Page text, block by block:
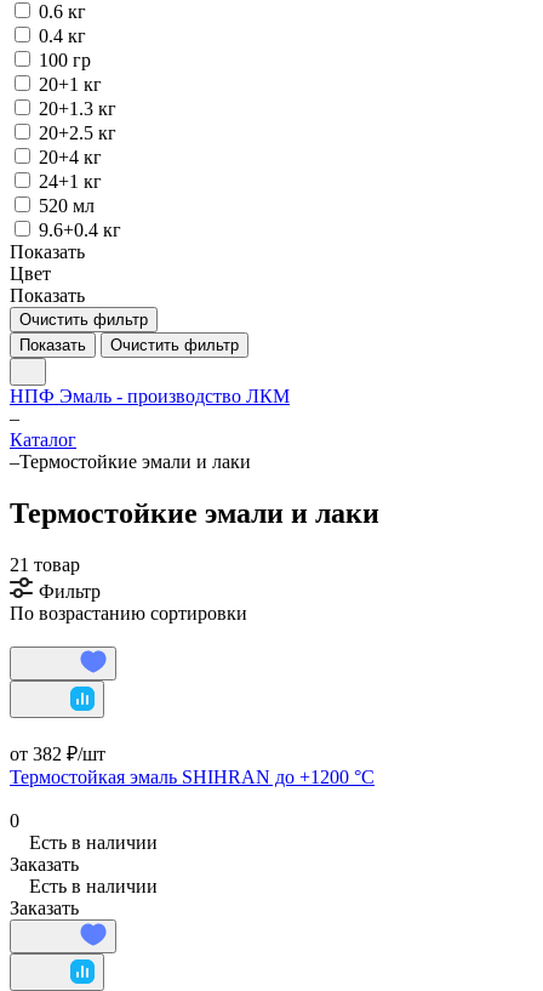
0.6 кг
0.4 кг
100 гр
20+1 кг
20+1.3 кг
20+2.5 кг
20+4 кг
24+1 кг
520 мл
9.6+0.4 кг
Показать
Цвет
Показать
Очистить фильтр
Показать
Очистить фильтр
НПФ Эмаль - производство ЛКМ
–
Каталог
–Термостойкие эмали и лаки
Термостойкие эмали и лаки
21 товар
Фильтр
По возрастанию сортировки
от 382 ₽/шт
Термостойкая эмаль SHIHRAN до +1200 °C
0
Есть в наличии
Заказать
Есть в наличии
Заказать